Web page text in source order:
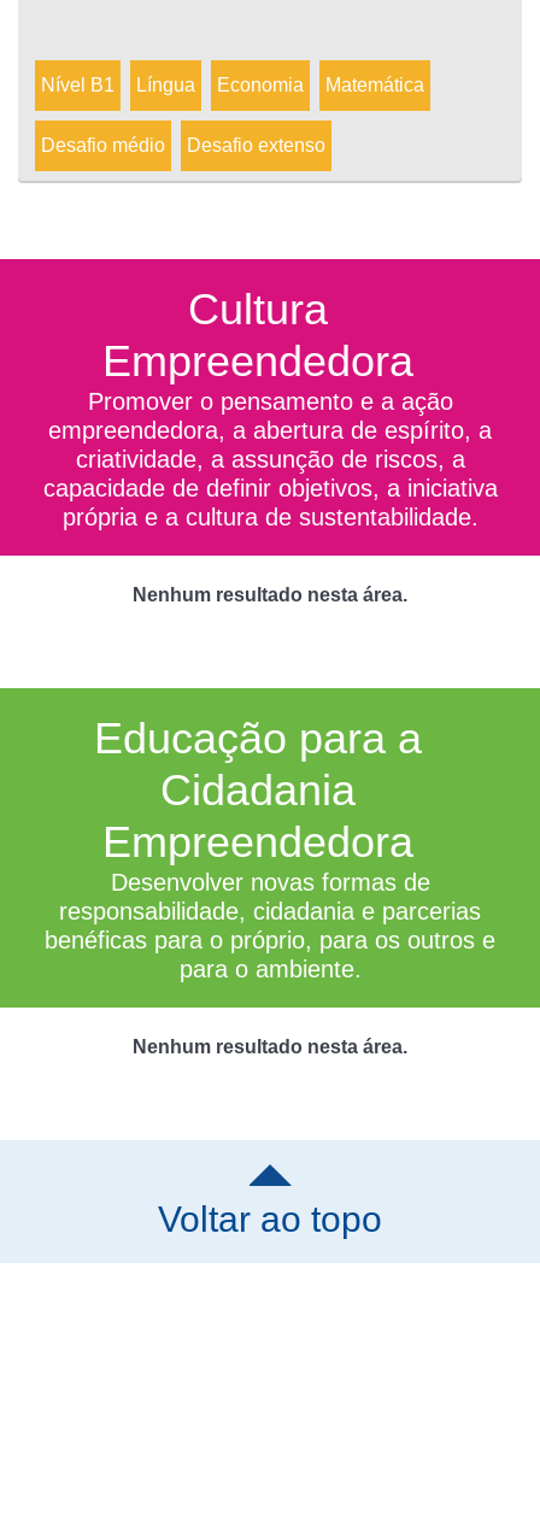
Nível B1 Língua Economia Matemática
Desafio médio Desafio extenso
Cultura
Empreendedora
Promover o pensamento e a ação
empreendedora, a abertura de espírito, a
criatividade, a assunção de riscos, a
capacidade de definir objetivos, a iniciativa
própria e a cultura de sustentabilidade.
Nenhum resultado nesta área.
Educação para a
Cidadania
Empreendedora
Desenvolver novas formas de
responsabilidade, cidadania e parcerias
benéficas para o próprio, para os outros e
para o ambiente.
Nenhum resultado nesta área.
Voltar ao topo